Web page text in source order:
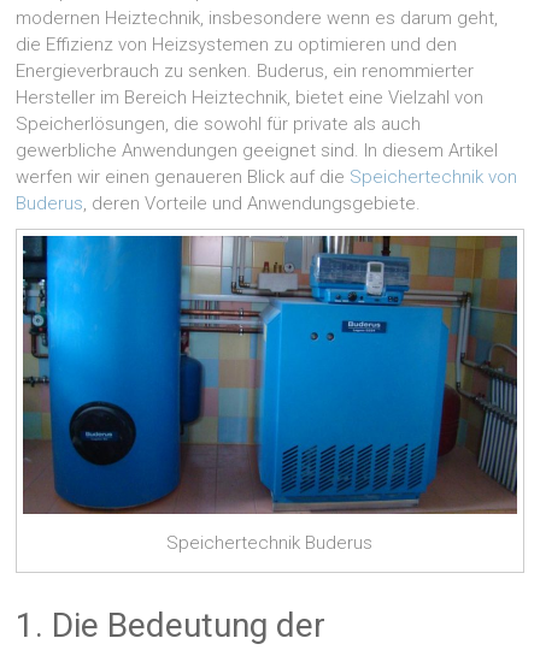
große
Investition.
In
diesem
Beitrag
erfahren
Sie,
worauf
Sie
bei
einer
Heizungssanierung
achten
müssen.
modernen Heiztechnik, insbesondere wenn es darum geht,
die Effizienz von Heizsystemen zu optimieren und den
Energieverbrauch zu senken. Buderus, ein renommierter
Hersteller im Bereich Heiztechnik, bietet eine Vielzahl von
Speicherlösungen, die sowohl für private als auch
gewerbliche Anwendungen geeignet sind. In diesem Artikel
werfen wir einen genaueren Blick auf die Speichertechnik von
Buderus, deren Vorteile und Anwendungsgebiete.
Speichertechnik Buderus
1. Die Bedeutung der